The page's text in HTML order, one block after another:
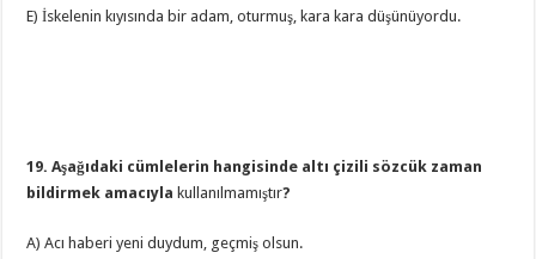
E) İskelenin kıyısında bir adam, oturmuş, kara kara düşünüyordu.
19. Aşağıdaki cümlelerin hangisinde altı çizili sözcük zaman
bildirmek amacıyla kullanılmamıştır?
A) Acı haberi yeni duydum, geçmiş olsun.